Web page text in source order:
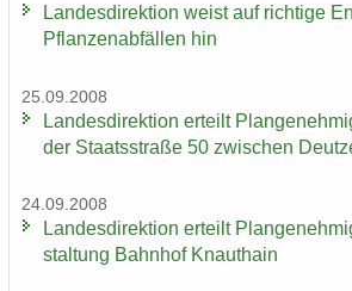
Lan­des­di­rek­ti­on weist auf rich­ti­ge
Pflan­zen­ab­fäl­len hin
25.09.2008
Lan­des­di­rek­ti­on er­teilt
der Staats­stra­ße 50 zwi­schen
24.09.2008
Lan­des­di­rek­ti­on er­teilt
stal­tung Bahn­hof Knaut­hain